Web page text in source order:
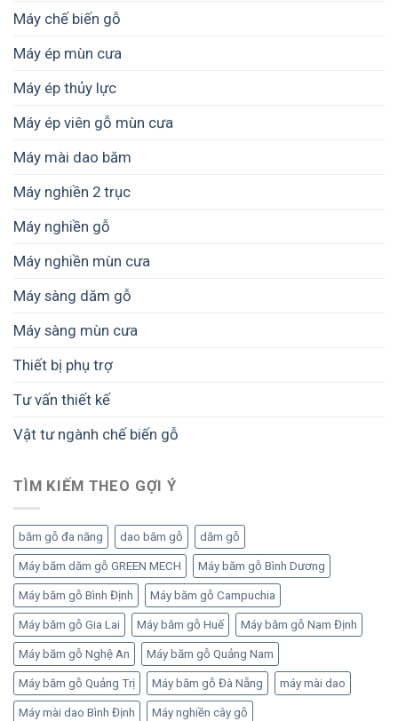
Máy chế biến gỗ
Máy ép mùn cưa
Máy ép thủy lực
Máy ép viên gỗ mùn cưa
Máy mài dao băm
Máy nghiền 2 trục
Máy nghiền gỗ
Máy nghiền mùn cưa
Máy sàng dăm gỗ
Máy sàng mùn cưa
Thiết bị phụ trợ
Tư vấn thiết kế
Vật tư ngành chế biến gỗ
TÌM KIẾM THEO GỢI Ý
băm gỗ đa năng dao băm gỗ dăm gỗ
Máy băm dăm gỗ GREEN MECH Máy băm gỗ Bình Dương
Máy băm gỗ Bình Định Máy băm gỗ Campuchia
Máy băm gỗ Gia Lai Máy băm gỗ Huế Máy băm gỗ Nam Định
Máy băm gỗ Nghệ An Máy băm gỗ Quảng Nam
Máy băm gỗ Quảng Trị Máy băm gỗ Đà Nẵng máy mài dao
Máy mài dao Bình Định Máy nghiền cây gỗ